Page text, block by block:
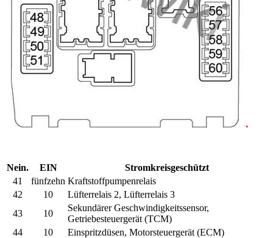
Nein. EIN
Stromkreisgeschützt
41
fünfzehn Kraftstoffpumpenrelais
42
10
Lüfterrelais 2, Lüfterrelais 3
43
10
Sekundärer Geschwindigkeitssensor,
Getriebesteuergerät (TCM)
44
10
Einspritzdüsen, Motorsteuergerät (ECM)